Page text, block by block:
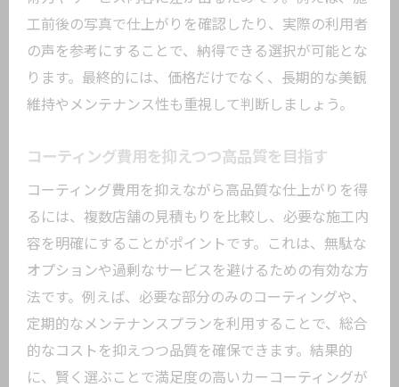
工前後の写真で仕上がりを確認したり、実際の利用者
の声を参考にすることで、納得できる選択が可能とな
ります。最終的には、価格だけでなく、長期的な美観
維持やメンテナンス性も重視して判断しましょう。
コーティング費用を抑えつつ高品質を目指す
コーティング費用を抑えながら高品質な仕上がりを得
るには、複数店舗の見積もりを比較し、必要な施工内
容を明確にすることがポイントです。これは、無駄な
オプションや過剰なサービスを避けるための有効な方
法です。例えば、必要な部分のみのコーティングや、
定期的なメンテナンスプランを利用することで、総合
的なコストを抑えつつ品質を確保できます。結果的
に、賢く選ぶことで満足度の高いカーコーティングが